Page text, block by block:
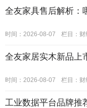
全友家具售后解析：
时间：2026-08-07 栏目： 财
全友家居实木新品上
时间：2026-08-07 栏目： 财
工业数据平台品牌推